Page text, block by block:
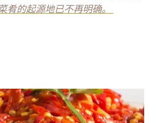
肴的起源地已不再明确。